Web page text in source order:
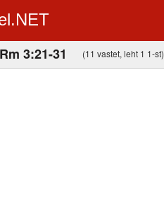
Rm 3:21-31 (11 vastet, leht 1 1-st)